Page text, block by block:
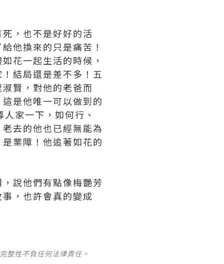
，也不是好好的活
他換來的只是痛苦！
花一起生活的時候，
結局還是差不多！五
賢，對他的老爸而
是他唯一可以做到的
家一下，如何行、
去的他也已經無能為
業障！他追著如花的
說他們有點像梅艷芳
，也許會真的變成
整性不負任何法律責任。